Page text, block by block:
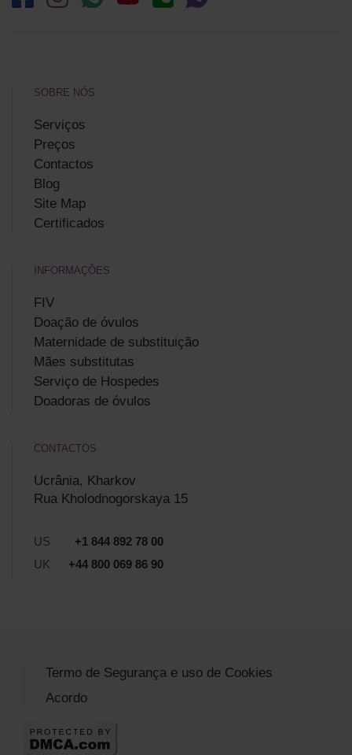
SOBRE NÓS
Serviços
Preços
Contactos
Blog
Site Map
Certificados
INFORMAÇÕES
FIV
Doação de óvulos
Maternidade de substituição
Mães substitutas
Serviço de Hospedes
Doadoras de óvulos
CONTACTOS
Ucrânia, Kharkov
Rua Kholodnogorskaya 15
US
+1 844 892 78 00
UK
+44 800 069 86 90
Termo de Segurança e uso de Cookies
Acordo